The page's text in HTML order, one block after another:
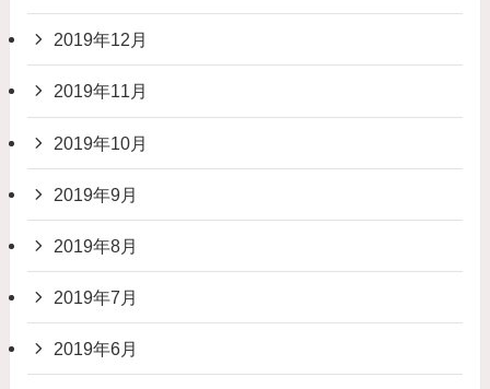
2019年12月
2019年11月
2019年10月
2019年9月
2019年8月
2019年7月
2019年6月